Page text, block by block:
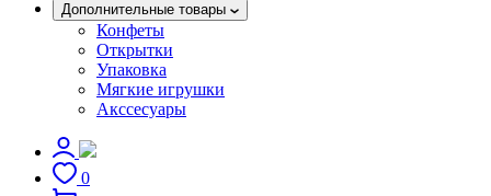
Дополнительные товары
Конфеты
Открытки
Упаковка
Мягкие игрушки
Акссесуары
0